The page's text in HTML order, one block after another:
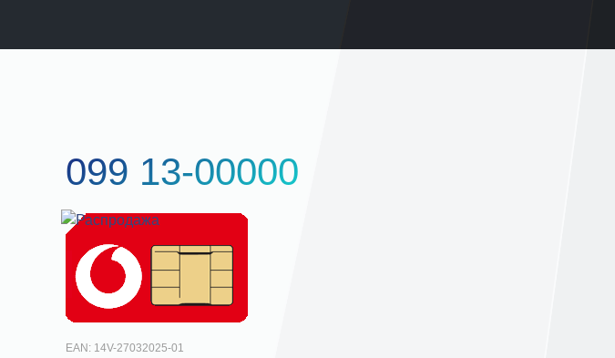
099 13-00000
EAN: 14V-27032025-01